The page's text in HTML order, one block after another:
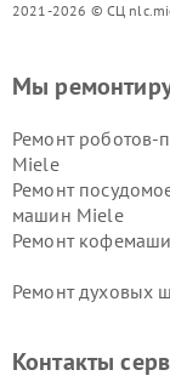
2021-2026 © СЦ
Мы
Ремонт роботов-
Miele
Ремонт
машин Miele
Ремонт
Ремонт духовых
Miele
Контакты